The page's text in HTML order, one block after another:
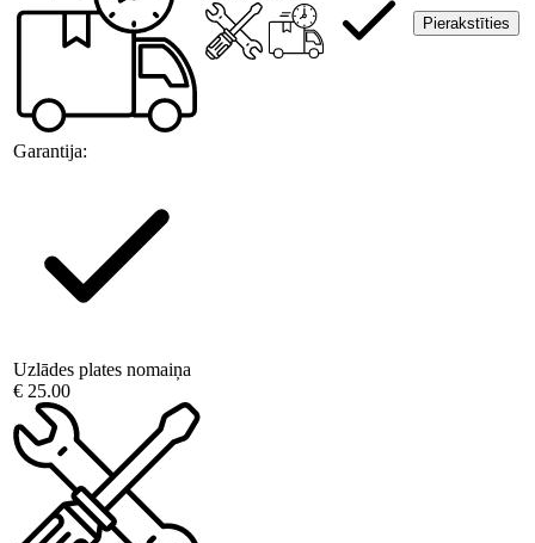
Garantija:
Pierakstīties
Uzlādes plates nomaiņa
€ 25.00